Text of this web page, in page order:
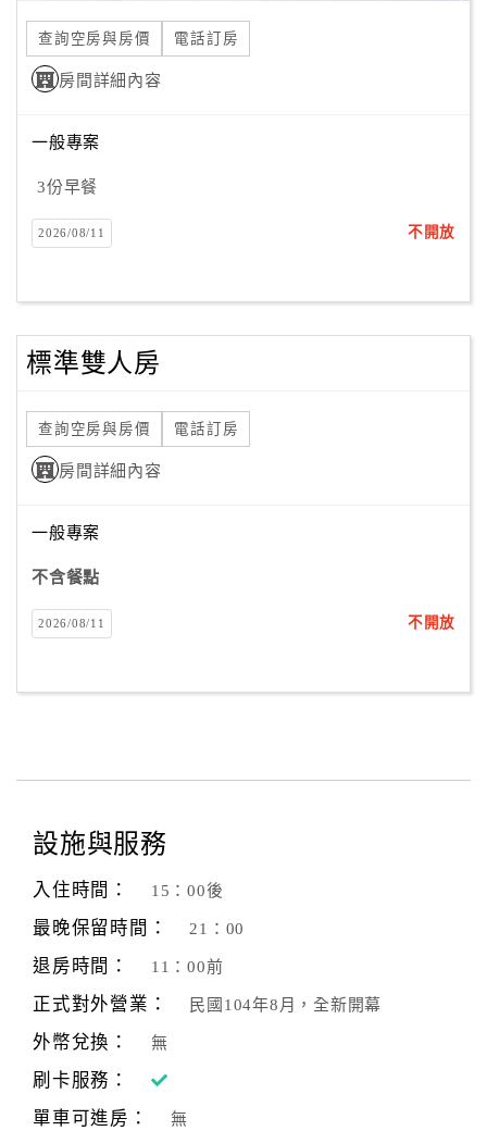
品
宣
傳
查詢空房與房價 電話訂房
房間詳細內容
一般專案
3份早餐
2026/08/11 不開放
標準雙人房
查詢空房與房價 電話訂房
房間詳細內容
一般專案
不含餐點
2026/08/11 不開放
設施與服務
入住時間： 15：00後
最晚保留時間： 21：00
退房時間： 11：00前
正式對外營業： 民國104年8月，全新開幕
外幣兌換： 無
刷卡服務：
單車可進房：
無